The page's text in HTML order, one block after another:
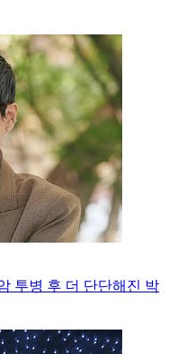
투병 후 더 단단해진 박